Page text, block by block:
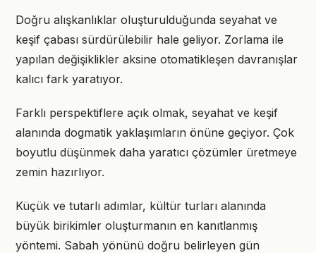
Doğru alışkanlıklar oluşturulduğunda seyahat ve
keşif çabası sürdürülebilir hale geliyor. Zorlama ile
yapılan değişiklikler aksine otomatikleşen davranışlar
kalıcı fark yaratıyor.
Farklı perspektiflere açık olmak, seyahat ve keşif
alanında dogmatik yaklaşımların önüne geçiyor. Çok
boyutlu düşünmek daha yaratıcı çözümler üretmeye
zemin hazırlıyor.
Küçük ve tutarlı adımlar, kültür turları alanında
büyük birikimler oluşturmanın en kanıtlanmış
yöntemi. Sabah yönünü doğru belirleyen gün